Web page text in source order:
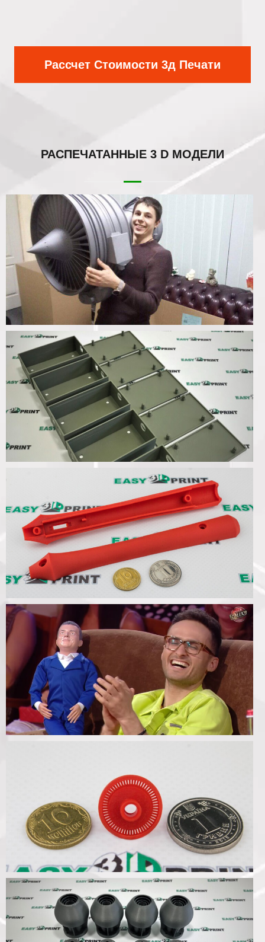
Рассчет Стоимости 3д Печати
РАСПЕЧАТАННЫЕ 3 D МОДЕЛИ